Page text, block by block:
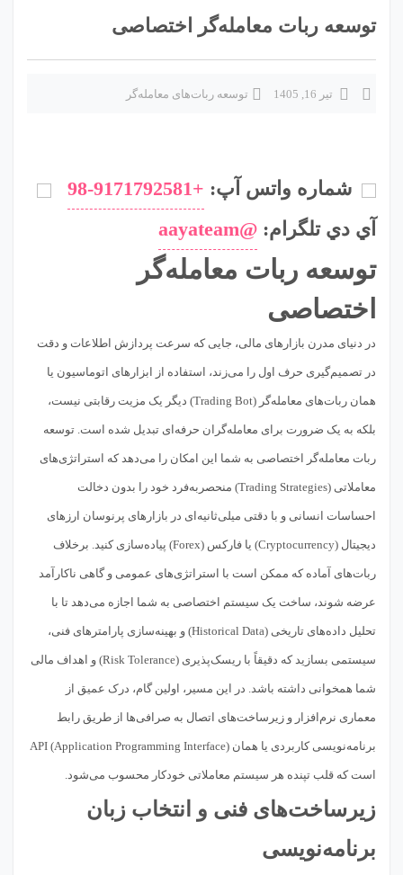
توسعه ربات معامله‌گر اختصاصی
تیر 16, 1405 توسعه ربات‌های معامله‌گر
شماره واتس آپ: +98-9171792581
آي دي تلگرام: @aayateam
توسعه ربات معامله‌گر
اختصاصی
در دنیای مدرن بازارهای مالی، جایی که سرعت پردازش اطلاعات و دقت
در تصمیم‌گیری حرف اول را می‌زند، استفاده از ابزارهای اتوماسیون یا
همان ربات‌های معامله‌گر (Trading Bot) دیگر یک مزیت رقابتی نیست،
بلکه به یک ضرورت برای معامله‌گران حرفه‌ای تبدیل شده است. توسعه
ربات معامله‌گر اختصاصی به شما این امکان را می‌دهد که استراتژی‌های
معاملاتی (Trading Strategies) منحصر‌به‌فرد خود را بدون دخالت
احساسات انسانی و با دقتی میلی‌ثانیه‌ای در بازارهای پرنوسان ارزهای
دیجیتال (Cryptocurrency) یا فارکس (Forex) پیاده‌سازی کنید. برخلاف
ربات‌های آماده که ممکن است با استراتژی‌های عمومی و گاهی ناکارآمد
عرضه شوند، ساخت یک سیستم اختصاصی به شما اجازه می‌دهد تا با
تحلیل داده‌های تاریخی (Historical Data) و بهینه‌سازی پارامترهای فنی،
سیستمی بسازید که دقیقاً با ریسک‌پذیری (Risk Tolerance) و اهداف مالی
شما همخوانی داشته باشد. در این مسیر، اولین گام، درک عمیق از
معماری نرم‌افزار و زیرساخت‌های اتصال به صرافی‌ها از طریق رابط
برنامه‌نویسی کاربردی یا همان API (Application Programming Interface)
است که قلب تپنده هر سیستم معاملاتی خودکار محسوب می‌شود.
زیرساخت‌های فنی و انتخاب زبان
برنامه‌نویسی